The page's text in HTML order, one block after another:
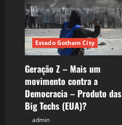
Estado Gotham City
Geração Z – Mais um
movimento contra a
Democracia – Produto das
Big Techs (EUA)?
admin